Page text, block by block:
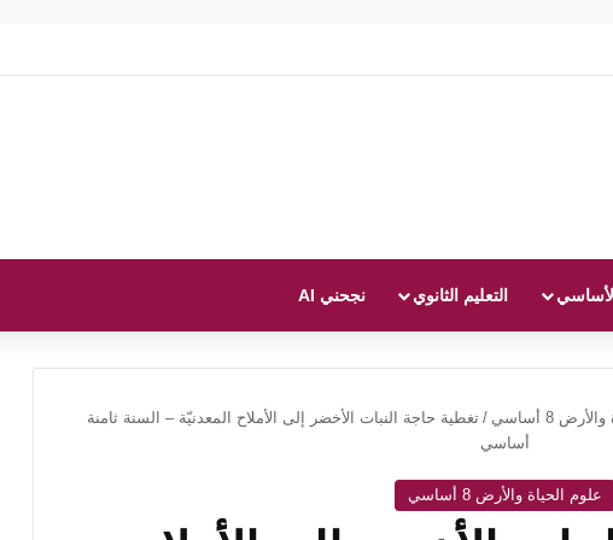
الأساسي التعليم الثانوي نجحني AI
8 أساسي / تغطية حاجة النبات الأخضر إلى الأملاح المعدنيّة – السنة ثامنة
أساسي
علوم الحياة والأرض 8 أساسي